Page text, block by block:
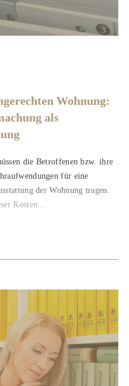
Wohnung:
als
die Betroffenen bzw. ihre
für eine
der Wohnung tragen.
Kosten...